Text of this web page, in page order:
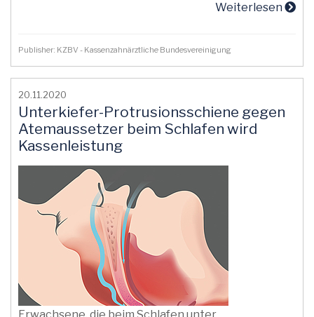
Weiterlesen
Publisher: KZBV - Kassenzahnärztliche Bundesvereinigung
20.11.2020
Unterkiefer-Protrusionsschiene gegen
Atemaussetzer beim Schlafen wird
Kassenleistung